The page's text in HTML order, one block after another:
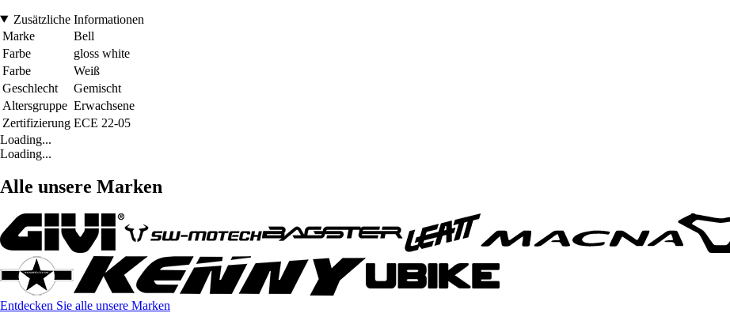
Zusätzliche Informationen
Marke
Bell
Farbe
gloss white
Farbe
Weiß
Geschlecht
Gemischt
Altersgruppe Erwachsene
Zertifizierung ECE 22-05
Loading...
Loading...
Alle unsere Marken
Entdecken Sie alle unsere Marken